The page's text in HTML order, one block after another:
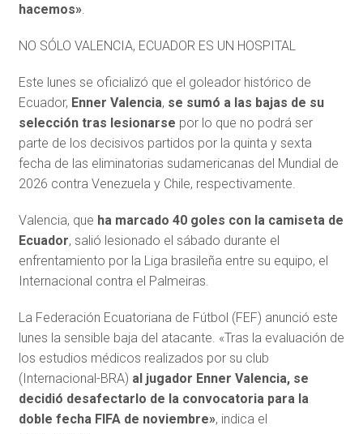
hacemos».
NO SÓLO VALENCIA, ECUADOR ES UN HOSPITAL
Este lunes se oficializó que el goleador histórico de
Ecuador, Enner Valencia, se sumó a las bajas de su
selección tras lesionarse por lo que no podrá ser
parte de los decisivos partidos por la quinta y sexta
fecha de las eliminatorias sudamericanas del Mundial de
2026 contra Venezuela y Chile, respectivamente.
Valencia, que ha marcado 40 goles con la camiseta de
Ecuador, salió lesionado el sábado durante el
enfrentamiento por la Liga brasileña entre su equipo, el
Internacional contra el Palmeiras.
La Federación Ecuatoriana de Fútbol (FEF) anunció este
lunes la sensible baja del atacante. «Tras la evaluación de
los estudios médicos realizados por su club
(Internacional-BRA) al jugador Enner Valencia, se
decidió desafectarlo de la convocatoria para la
doble fecha FIFA de noviembre», indica el